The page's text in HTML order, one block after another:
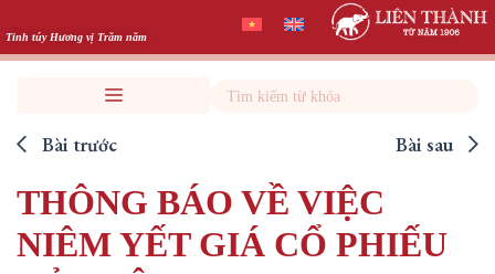
to
content
Tinh túy Hương vị Trăm năm
Search
Bài trước Bài sau
THÔNG BÁO VỀ VIỆC
NIÊM YẾT GIÁ CỔ PHIẾU